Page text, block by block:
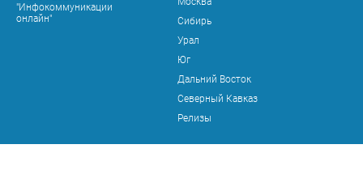
"Инфокоммуникации
онлайн"
Сибирь
Урал
Юг
Дальний Восток
Северный Кавказ
Релизы